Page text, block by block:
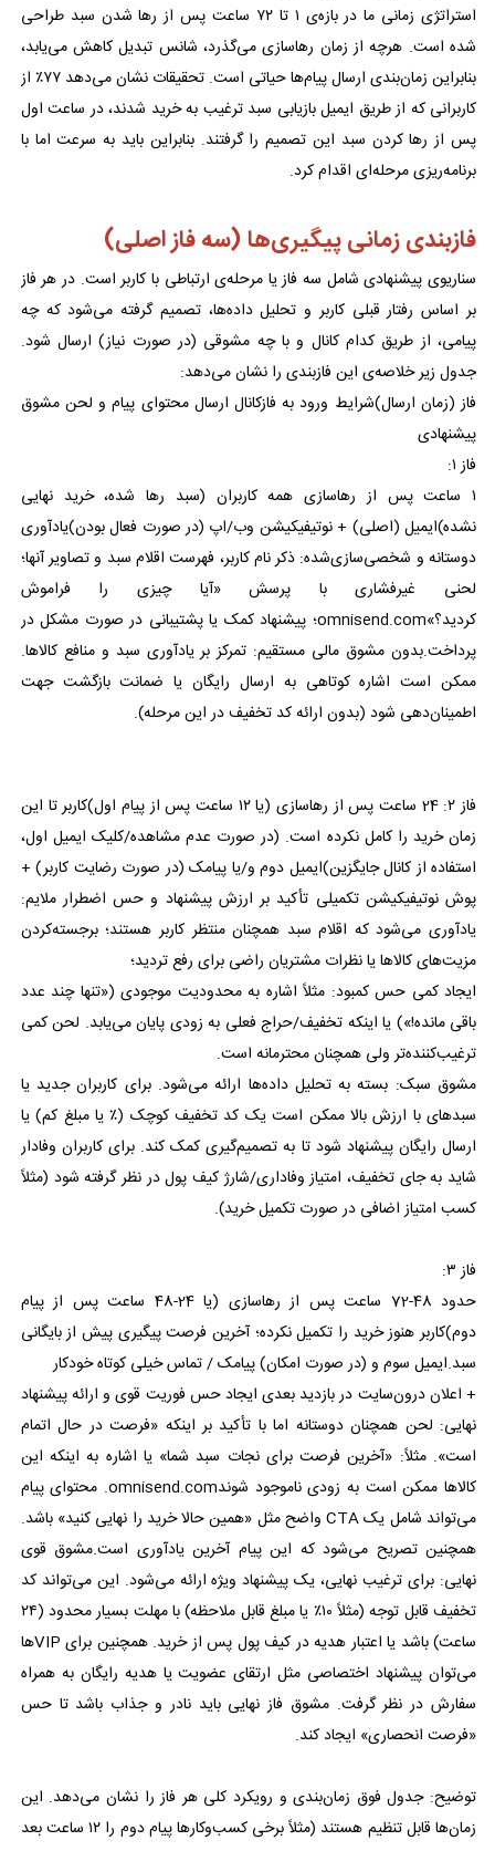
استراتژی زمانی ما در بازه‌ی ۱ تا ۷۲ ساعت پس از رها شدن سبد طراحی
شده است. هرچه از زمان رهاسازی می‌گذرد، شانس تبدیل کاهش می‌یابد،
بنابراین زمان‌بندی ارسال پیام‌ها حیاتی است. تحقیقات نشان می‌دهد ۷۷٪ از
کاربرانی که از طریق ایمیل بازیابی سبد ترغیب به خرید شدند، در ساعت اول
پس از رها کردن سبد این تصمیم را گرفتند. بنابراین باید به سرعت اما با
برنامه‌ریزی مرحله‌ای اقدام کرد.
فازبندی زمانی پیگیری‌ها (سه فاز اصلی)
سناریوی پیشنهادی شامل سه فاز یا مرحله‌ی ارتباطی با کاربر است. در هر فاز
بر اساس رفتار قبلی کاربر و تحلیل داده‌ها، تصمیم گرفته می‌شود که چه
پیامی، از طریق کدام کانال و با چه مشوقی (در صورت نیاز) ارسال شود.
جدول زیر خلاصه‌ی این فازبندی را نشان می‌دهد:
فاز (زمان ارسال)شرایط ورود به فازکانال ارسال محتوای پیام و لحن مشوق
پیشنهادی
فاز ۱:
۱ ساعت پس از رهاسازی همه کاربران (سبد رها شده، خرید نهایی
نشده)ایمیل (اصلی) + نوتیفیکیشن وب/اپ (در صورت فعال بودن)یادآوری
دوستانه و شخصی‌سازی‌شده: ذکر نام کاربر، فهرست اقلام سبد و تصاویر آنها؛
لحنی غیر‌فشاری با پرسش «آیا چیزی را فراموش
کردید؟»omnisend.com؛ پیشنهاد کمک یا پشتیبانی در صورت مشکل در
پرداخت.بدون مشوق مالی مستقیم: تمرکز بر یادآوری سبد و منافع کالاها.
ممکن است اشاره کوتاهی به ارسال رایگان یا ضمانت بازگشت جهت
اطمینان‌دهی شود (بدون ارائه کد تخفیف در این مرحله).
فاز ۲: 24 ساعت پس از رهاسازی (یا ۱۲ ساعت پس از پیام اول)کاربر تا این
زمان خرید را کامل نکرده است. (در صورت عدم مشاهده/کلیک ایمیل اول،
استفاده از کانال جایگزین)ایمیل دوم و/یا پیامک (در صورت رضایت کاربر) +
پوش نوتیفیکیشن تکمیلی تأکید بر ارزش پیشنهاد و حس اضطرار ملایم:
یادآوری می‌شود که اقلام سبد همچنان منتظر کاربر هستند؛ برجسته‌کردن
مزیت‌های کالاها یا نظرات مشتریان راضی برای رفع تردید؛
ایجاد کمی حس کمبود: مثلاً اشاره به محدودیت موجودی («تنها چند عدد
باقی مانده!») یا اینکه تخفیف/حراج فعلی به زودی پایان می‌یابد. لحن کمی
ترغیب‌کننده‌تر ولی همچنان محترمانه است.
مشوق سبک: بسته به تحلیل داده‌ها ارائه می‌شود. برای کاربران جدید یا
سبدهای با ارزش بالا ممکن است یک کد تخفیف کوچک (٪ یا مبلغ کم) یا
ارسال رایگان پیشنهاد شود تا به تصمیم‌گیری کمک کند. برای کاربران وفادار
شاید به جای تخفیف، امتیاز وفاداری/شارژ کیف پول در نظر گرفته شود (مثلاً
کسب امتیاز اضافی در صورت تکمیل خرید).
فاز ۳:
حدود 48-72 ساعت پس از رهاسازی (یا 24-48 ساعت پس از پیام
دوم)کاربر هنوز خرید را تکمیل نکرده؛ آخرین فرصت پیگیری پیش از بایگانی
سبد.ایمیل سوم و (در صورت امکان) پیامک / تماس خیلی کوتاه خودکار
+ اعلان درون‌سایت در بازدید بعدی ایجاد حس فوریت قوی و ارائه پیشنهاد
نهایی: لحن همچنان دوستانه اما با تأکید بر اینکه «فرصت در حال اتمام
است». مثلاً: «آخرین فرصت برای نجات سبد شما» یا اشاره به اینکه این
کالاها ممکن است به زودی ناموجود شوندomnisend.com. محتوای پیام
می‌تواند شامل یک CTA واضح مثل «همین حالا خرید را نهایی کنید» باشد.
همچنین تصریح می‌شود که این پیام آخرین یادآوری است.مشوق قوی
نهایی: برای ترغیب نهایی، یک پیشنهاد ویژه ارائه می‌شود. این می‌تواند کد
تخفیف قابل توجه (مثلاً ۱۰٪ یا مبلغ قابل ملاحظه) با مهلت بسیار محدود (۲۴
ساعت) باشد یا اعتبار هدیه در کیف پول پس از خرید. همچنین برای VIPها
می‌توان پیشنهاد اختصاصی مثل ارتقای عضویت یا هدیه رایگان به همراه
سفارش در نظر گرفت. مشوق فاز نهایی باید نادر و جذاب باشد تا حس
«فرصت انحصاری» ایجاد کند.
توضیح: جدول فوق زمان‌بندی و رویکرد کلی هر فاز را نشان می‌دهد. این
زمان‌ها قابل تنظیم هستند (مثلاً برخی کسب‌وکارها پیام دوم را ۱۲ ساعت بعد